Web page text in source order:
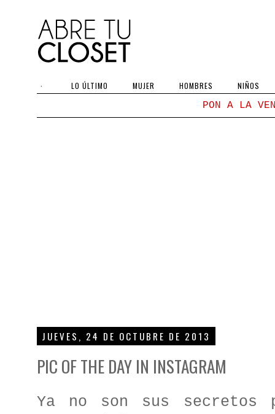
· LO ÚLTIMO MUJER HOMBRES NIÑOS
PON A LA
JUEVES, 24 DE OCTUBRE DE 2013
PIC OF THE DAY IN INSTAGRAM
Ya no son sus secretos